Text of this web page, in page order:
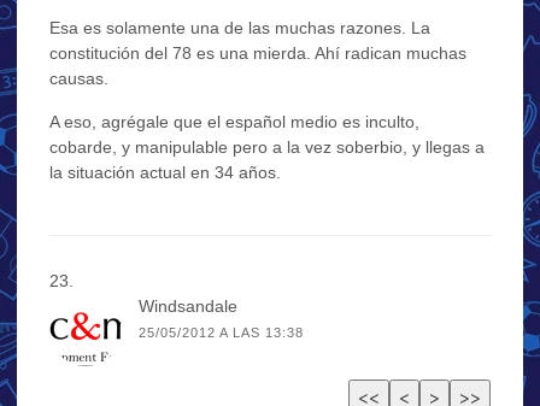
Esa es solamente una de las muchas razones. La
constitución del 78 es una mierda. Ahí radican muchas
causas.
A eso, agrégale que el español medio es inculto,
cobarde, y manipulable pero a la vez soberbio, y llegas a
la situación actual en 34 años.
Windsandale
25/05/2012 A LAS 13:38